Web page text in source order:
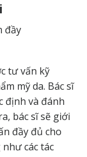
đầy
tư vấn kỹ
mỹ da. Bác sĩ
định và đánh
bác sĩ sẽ giới
đầy đủ cho
các tác